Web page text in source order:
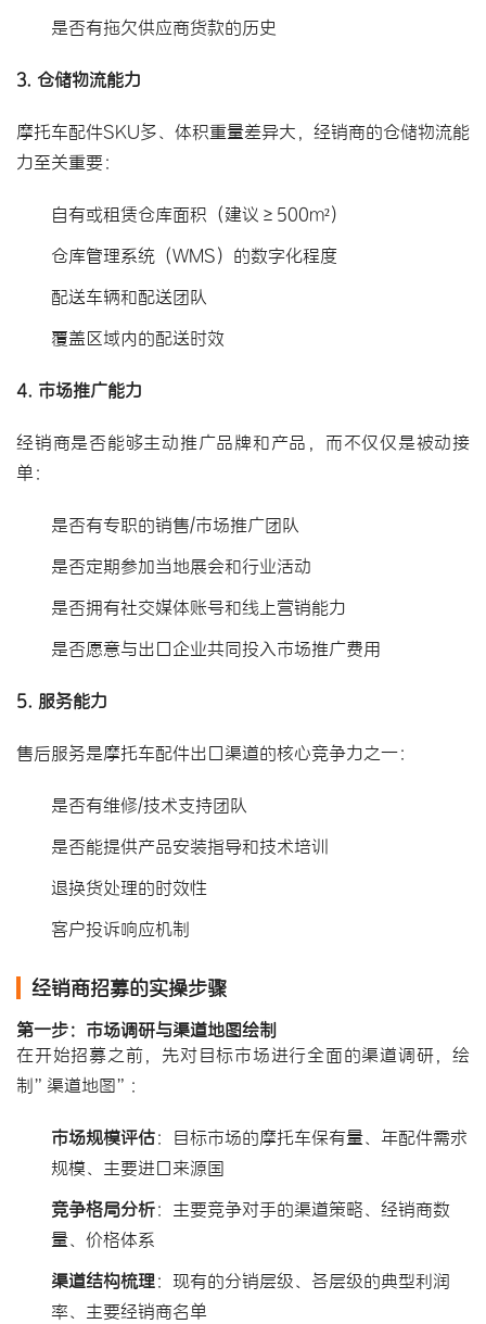
是否有拖欠供应商货款的历史
3. 仓储物流能力
摩托车配件SKU多、体积重量差异大，经销商的仓储物流能
力至关重要：
自有或租赁仓库面积（建议≥500m²）
仓库管理系统（WMS）的数字化程度
配送车辆和配送团队
覆盖区域内的配送时效
4. 市场推广能力
经销商是否能够主动推广品牌和产品，而不仅仅是被动接
单：
是否有专职的销售/市场推广团队
是否定期参加当地展会和行业活动
是否拥有社交媒体账号和线上营销能力
是否愿意与出口企业共同投入市场推广费用
5. 服务能力
售后服务是摩托车配件出口渠道的核心竞争力之一：
是否有维修/技术支持团队
是否能提供产品安装指导和技术培训
退换货处理的时效性
客户投诉响应机制
经销商招募的实操步骤
第一步：市场调研与渠道地图绘制
在开始招募之前，先对目标市场进行全面的渠道调研，绘
制”渠道地图”：
市场规模评估：目标市场的摩托车保有量、年配件需求
规模、主要进口来源国
竞争格局分析：主要竞争对手的渠道策略、经销商数
量、价格体系
渠道结构梳理：现有的分销层级、各层级的典型利润
率、主要经销商名单